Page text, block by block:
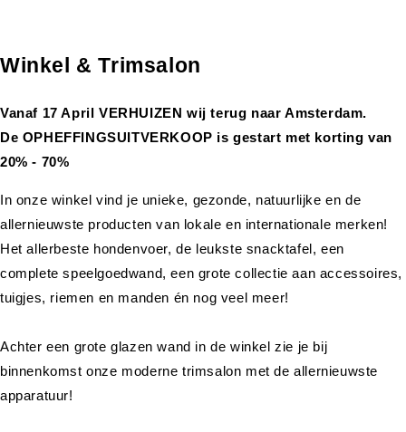
Winkel & Trimsalon
Vanaf 17 April VERHUIZEN wij terug naar Amsterdam.
De OPHEFFINGSUITVERKOOP is gestart met korting van
20% - 70%
In onze winkel vind je unieke, gezonde, natuurlijke en de
allernieuwste producten van lokale en internationale merken!
Het allerbeste hondenvoer, de leukste snacktafel, een
complete speelgoedwand, een grote collectie aan accessoires,
tuigjes, riemen en manden én nog veel meer!
Achter een grote glazen wand in de winkel zie je bij
binnenkomst onze moderne trimsalon met de allernieuwste
apparatuur!